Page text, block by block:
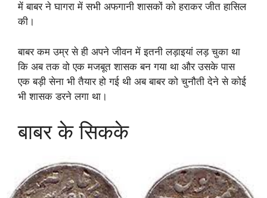
में बाबर ने घागरा में सभी अफगानी शासकों को हराकर जीत हासिल
की।
बाबर कम उम्र से ही अपने जीवन में इतनी लड़ाइयां लड़ चुका था
कि अब तक वो एक मजबूत शासक बन गया था और उसके पास
एक बड़ी सेना भी तैयार हो गई थी अब बाबर को चुनौती देने से कोई
भी शासक डरने लगा था।
बाबर के सिकके